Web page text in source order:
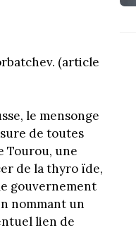
(article
le mensonge
de toutes
Tourou, une
de la thyro ïde,
gouvernement
nommant un
lien de